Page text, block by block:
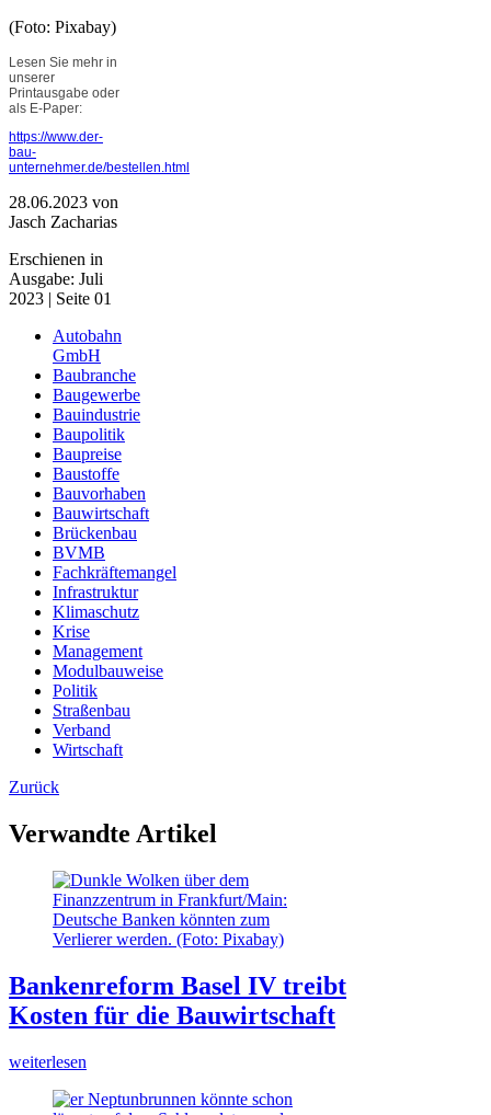
(Foto: Pixabay)
Lesen Sie mehr in
unserer
Printausgabe oder
als E-Paper:
https://www.der-
bau-
unternehmer.de/bestellen.html
28.06.2023 von
Jasch Zacharias
Erschienen in
Ausgabe: Juli
2023 | Seite 01
Autobahn
GmbH
Baubranche
Baugewerbe
Bauindustrie
Baupolitik
Baupreise
Baustoffe
Bauvorhaben
Bauwirtschaft
Brückenbau
BVMB
Fachkräftemangel
Infrastruktur
Klimaschutz
Krise
Management
Modulbauweise
Politik
Straßenbau
Verband
Wirtschaft
Zurück
Verwandte Artikel
Bankenreform Basel IV treibt
Kosten für die Bauwirtschaft
weiterlesen